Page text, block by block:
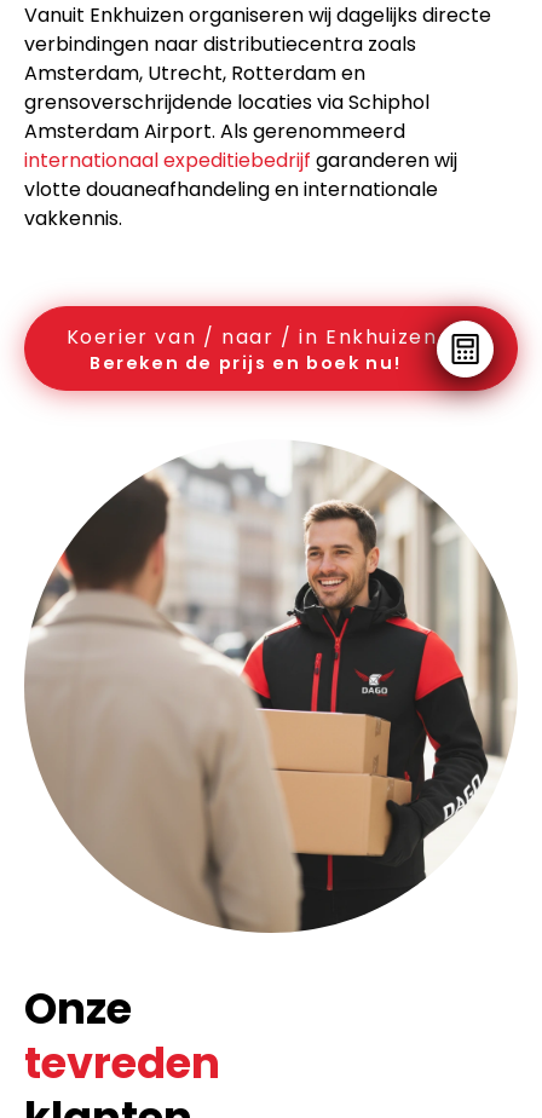
Vanuit Enkhuizen organiseren wij dagelijks directe
verbindingen naar distributiecentra zoals
Amsterdam, Utrecht, Rotterdam en
grensoverschrijdende locaties via Schiphol
Amsterdam Airport. Als gerenommeerd
internationaal expeditiebedrijf garanderen wij
vlotte douaneafhandeling en internationale
vakkennis.
Koerier van / naar / in Enkhuizen
Bereken de prijs en boek nu!
Onze
tevreden